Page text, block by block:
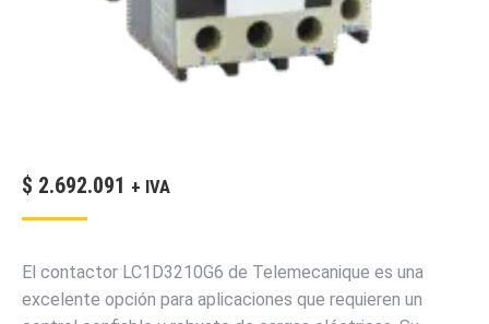
$ 2.692.091 + IVA
El contactor LC1D3210G6 de Telemecanique es una
excelente opción para aplicaciones que requieren un